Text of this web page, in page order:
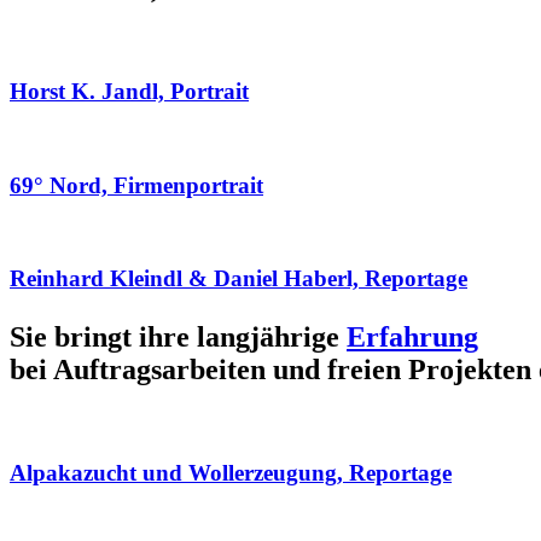
Horst K. Jandl, Portrait
69° Nord, Firmenportrait
Reinhard Kleindl & Daniel Haberl, Reportage
Sie bringt ihre langjährige Erfahrung
bei Auftragsarbeiten und freien Projekten
Alpakazucht und Wollerzeugung, Reportage